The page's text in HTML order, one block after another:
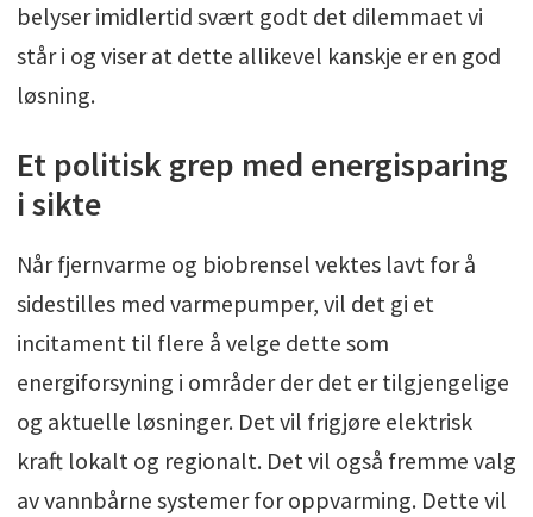
belyser imidlertid svært godt det dilemmaet vi
står i og viser at dette allikevel kanskje er en god
løsning.
Et politisk grep med energisparing
i sikte
Når fjernvarme og biobrensel vektes lavt for å
sidestilles med varmepumper, vil det gi et
incitament til flere å velge dette som
energiforsyning i områder der det er tilgjengelige
og aktuelle løsninger. Det vil frigjøre elektrisk
kraft lokalt og regionalt. Det vil også fremme valg
av vannbårne systemer for oppvarming. Dette vil